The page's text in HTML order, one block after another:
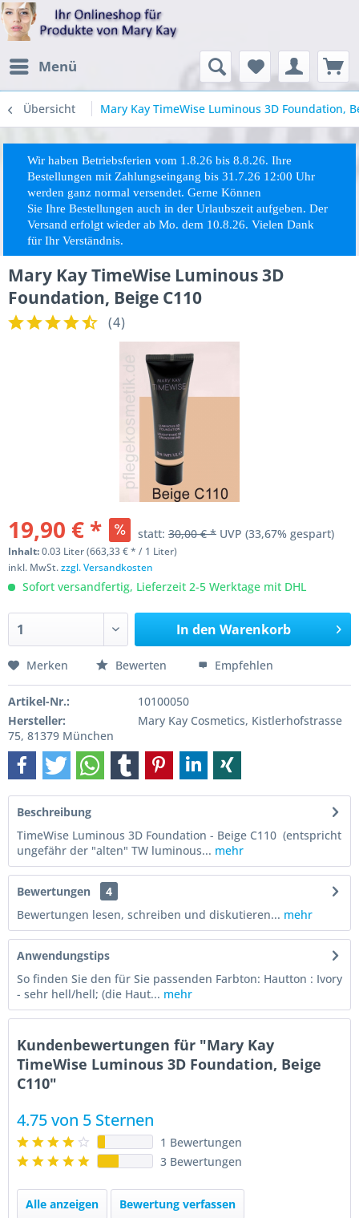
Menü
Übersicht Mary Kay TimeWise Luminous 3D Foundation,
Wir haben Betriebsferien vom 1.8.26 bis 8.8.26. Ihre
Bestellungen mit Zahlungseingang bis 31.7.26 12:00 Uhr
werden ganz normal versendet. Gerne Können
SieIhreBestellungen auch in der Urlaubszeit aufgeben. Der
Versand erfolgt wieder ab Mo. dem 10.8.26. Vielen Dank
für Ihr Verständnis.
Mary Kay TimeWise Luminous 3D
Foundation, Beige C110
(4)
19,90 € * statt: 30,00 € * UVP (33,67% gespart)
Inhalt:0.03 Liter (663,33 € * / 1 Liter)
inkl. MwSt.zzgl. Versandkosten
Sofort versandfertig, Lieferzeit 2-5 Werktage mit DHL
In den Warenkorb
Merken Bewerten Empfehlen
Artikel-Nr.:
10100050
Hersteller:
Mary Kay Cosmetics, Kistlerhofstrasse
75, 81379 München
Beschreibung
TimeWise Luminous 3D Foundation - Beige C110 (entspricht
ungefähr der "alten" TW luminous... mehr
Bewertungen
4
Bewertungen lesen, schreiben und diskutieren... mehr
Anwendungstips
So finden Sie den für Sie passenden Farbton: Hautton : Ivory
- sehr hell/hell; (die Haut... mehr
Kundenbewertungen für "Mary Kay
TimeWise Luminous 3D Foundation, Beige
C110"
4.75 von 5 Sternen
1 Bewertungen
3 Bewertungen
Alle anzeigen Bewertung verfassen